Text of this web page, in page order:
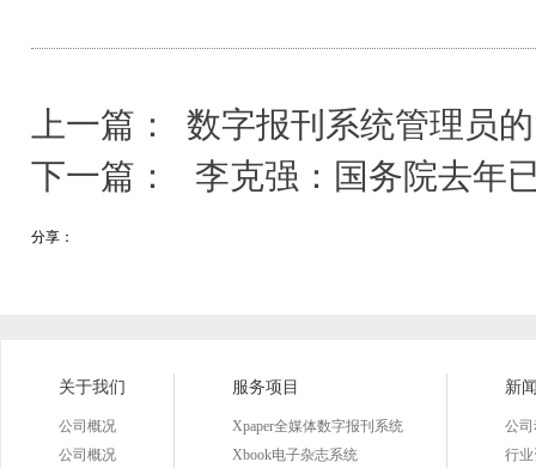
上一篇：
数字报刊系统管理员
下一篇：
李克强：国务院去年
分享：
关于我们
公司概况
公司概况
服务项目
Xpaper全媒体数字报刊系统
Xbook电子杂志系统
新
公
行